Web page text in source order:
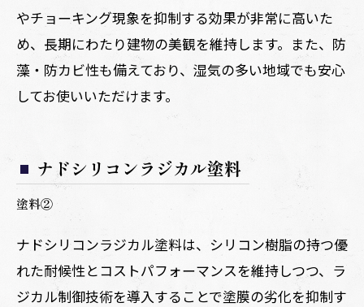
やチョーキング現象を抑制する効果が非常に高いた
め、長期にわたり建物の美観を維持します。また、防
藻・防カビ性も備えており、湿気の多い地域でも安心
してお使いいただけます。
ナドシリコンラジカル塗料
塗料②
ナドシリコンラジカル塗料は、シリコン樹脂の持つ優
れた耐候性とコストパフォーマンスを維持しつつ、ラ
ジカル制御技術を導入することで塗膜の劣化を抑制す